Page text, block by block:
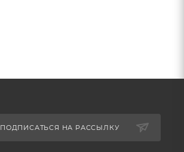
ПОДПИСАТЬСЯ НА РАССЫЛКУ